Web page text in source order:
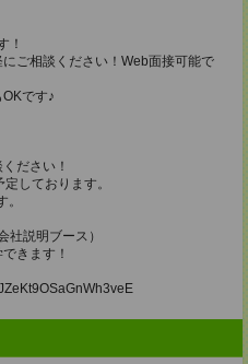
！
ご相談ください！Web面接可能で
です♪
ださい！
しております。
説明ブース）
きます！